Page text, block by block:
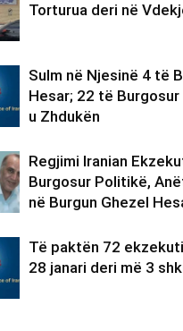
Torturua deri në
Sulm në Njesinë 4 të
Hesar; 22 të
u Zhdukën
Regjimi Iranian
Burgosur Politikë,
në Burgun Ghezel
Të paktën 72
28 janari deri më 3